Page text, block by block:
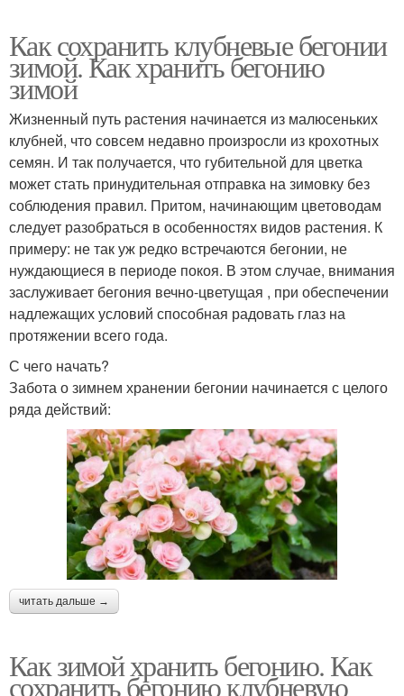
Как сохранить клубневые бегонии
зимой. Как хранить бегонию
зимой
Жизненный путь растения начинается из малюсеньких
клубней, что совсем недавно произросли из крохотных
семян. И так получается, что губительной для цветка
может стать принудительная отправка на зимовку без
соблюдения правил. Притом, начинающим цветоводам
следует разобраться в особенностях видов растения. К
примеру: не так уж редко встречаются бегонии, не
нуждающиеся в периоде покоя. В этом случае, внимания
заслуживает бегония вечно-цветущая , при обеспечении
надлежащих условий способная радовать глаз на
протяжении всего года.
С чего начать?
Забота о зимнем хранении бегонии начинается с целого
ряда действий:
читать дальше →
Как зимой хранить бегонию. Как
сохранить бегонию клубневую